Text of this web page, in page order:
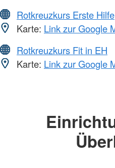
Rotkreuzkurs Erste Hilfe
Karte: Link zur Google
Rotkreuzkurs Fit in EH
Karte: Link zur Google